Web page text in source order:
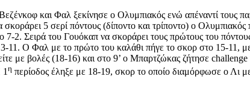
και Φαλ ξεκίνησε ο Ολυμπιακός ενώ απέναντί τους
5 σερί πόντους (δίποντο και τρίποντο) ο
7-2. Σειρά του Γουόκαπ να σκοράρει τους πρώτους του
11. Ο Φαλ με το πρώτο του καλάθι πήγε το σκορ στο 15-11,
με βολές (18-16) και στο 9’ ο Μπαρτζώκας ζήτησε challenge
η περίοδος έληξε με 18-19, σκορ το οποίο διαμόρφωσε ο Λι